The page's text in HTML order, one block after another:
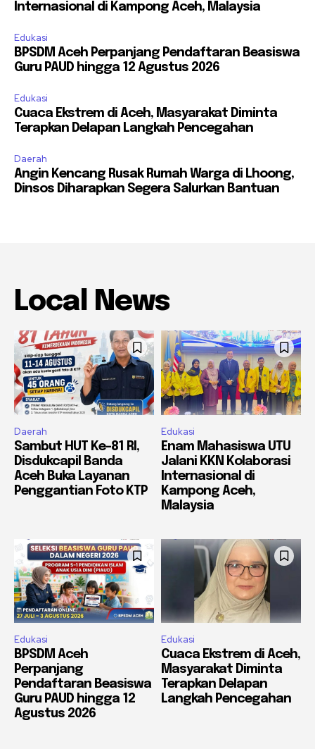
Internasional di Kampong Aceh, Malaysia
Edukasi
BPSDM Aceh Perpanjang Pendaftaran Beasiswa
Guru PAUD hingga 12 Agustus 2026
Edukasi
Cuaca Ekstrem di Aceh, Masyarakat Diminta
Terapkan Delapan Langkah Pencegahan
Daerah
Angin Kencang Rusak Rumah Warga di Lhoong,
Dinsos Diharapkan Segera Salurkan Bantuan
Local News
Daerah
Sambut HUT Ke-81 RI,
Disdukcapil Banda
Aceh Buka Layanan
Penggantian Foto KTP
Edukasi
Enam Mahasiswa UTU
Jalani KKN Kolaborasi
Internasional di
Kampong Aceh,
Malaysia
Edukasi
BPSDM Aceh
Perpanjang
Pendaftaran Beasiswa
Guru PAUD hingga 12
Agustus 2026
Edukasi
Cuaca Ekstrem di Aceh,
Masyarakat Diminta
Terapkan Delapan
Langkah Pencegahan